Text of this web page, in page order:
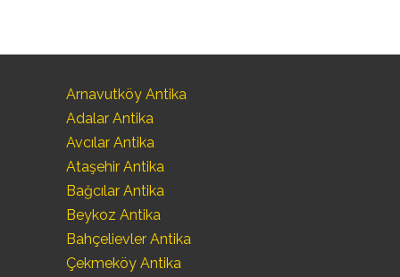
Arnavutköy Antika
Adalar Antika
Avcılar Antika
Ataşehir Antika
Bağcılar Antika
Beykoz Antika
Bahçelievler Antika
Çekmeköy Antika